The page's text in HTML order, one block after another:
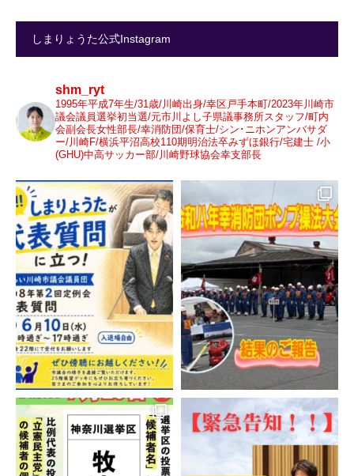
しまりょうた公式Instagram
shm_ryt
1995年平成7年生/31歳/川崎出身/幸区戸手本町/2023年川崎市
議会議員選挙初当選/元市川よし子県議事務所スタッフ/町内
会副会長女性部長/幸消防団/保育士/シン･ニホンアンバサダ
ー/川崎F/横浜平沼高校110期明治法卒みずほ銀行/宅建士 /小
(GHU)中高サッカー部/川崎野球協会幸支部長